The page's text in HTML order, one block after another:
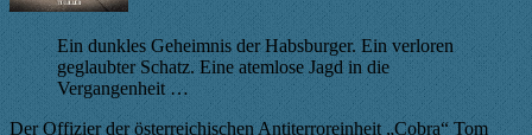
Ein dunkles Geheimnis der Habsburger. Ein verloren
geglaubter Schatz. Eine atemlose Jagd in die
Vergangenheit …
Der Offizier der österreichischen Antiterroreinheit „Cobra“ Tom